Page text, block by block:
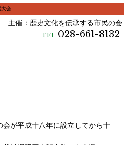
会
主催：歴史文化を伝承する市民の会
TEL 028-661-8132
が平成十八年に設立してから十